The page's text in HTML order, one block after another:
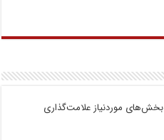
بخش‌های موردنیاز علامت‌گذاری